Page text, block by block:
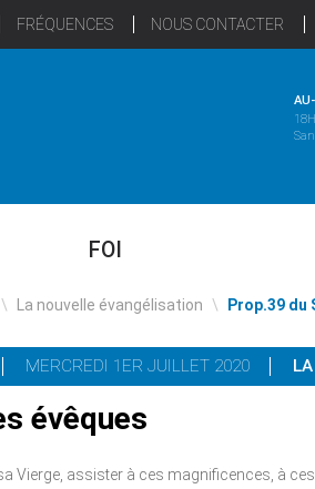
FRÉQUENCES NOUS CONTACTER
FOI
\ La nouvelle évangélisation \ Prop.39 du
MERCREDI 1ER JUILLET 2020
évêques
Vierge, assister à ces magnificences, à